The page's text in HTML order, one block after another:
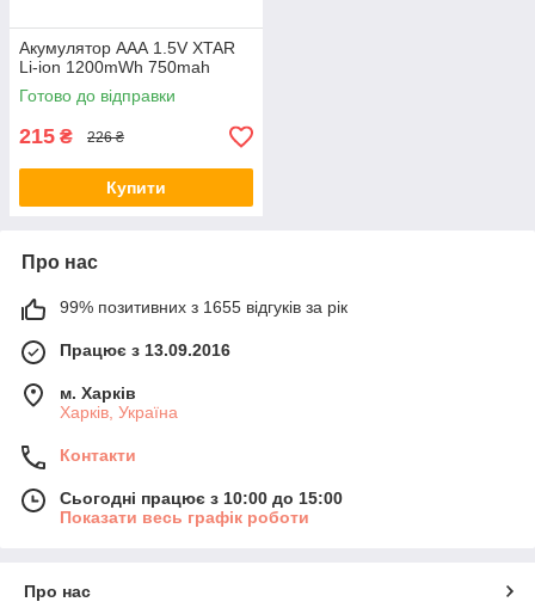
Акумулятор ААА 1.5V XTAR
Li-ion 1200mWh 750mah
Готово до відправки
215 ₴ 226 ₴
Купити
Про нас
99% позитивних з 1655 відгуків за рік
Працює з 13.09.2016
м. Харків
Харків, Україна
Контакти
Сьогодні працює з 10:00 до 15:00
Показати весь графік роботи
Про нас